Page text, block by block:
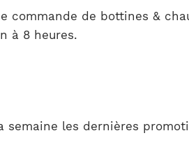
commande de bottines &
à 8 heures.
les dernières